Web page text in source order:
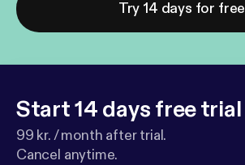
Try 14 days for free
Start 14 days free trial
99 kr. / month after trial.
Cancel anytime.